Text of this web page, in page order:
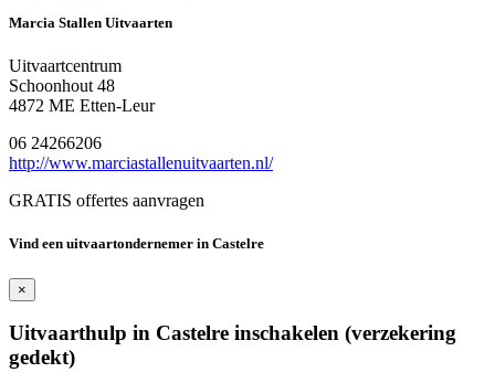
Marcia Stallen Uitvaarten
Uitvaartcentrum
Schoonhout 48
4872 ME Etten-Leur
06 24266206
http://www.marciastallenuitvaarten.nl/
GRATIS offertes aanvragen
Vind een uitvaartondernemer in Castelre
×
Uitvaarthulp in Castelre inschakelen (verzekering
gedekt)